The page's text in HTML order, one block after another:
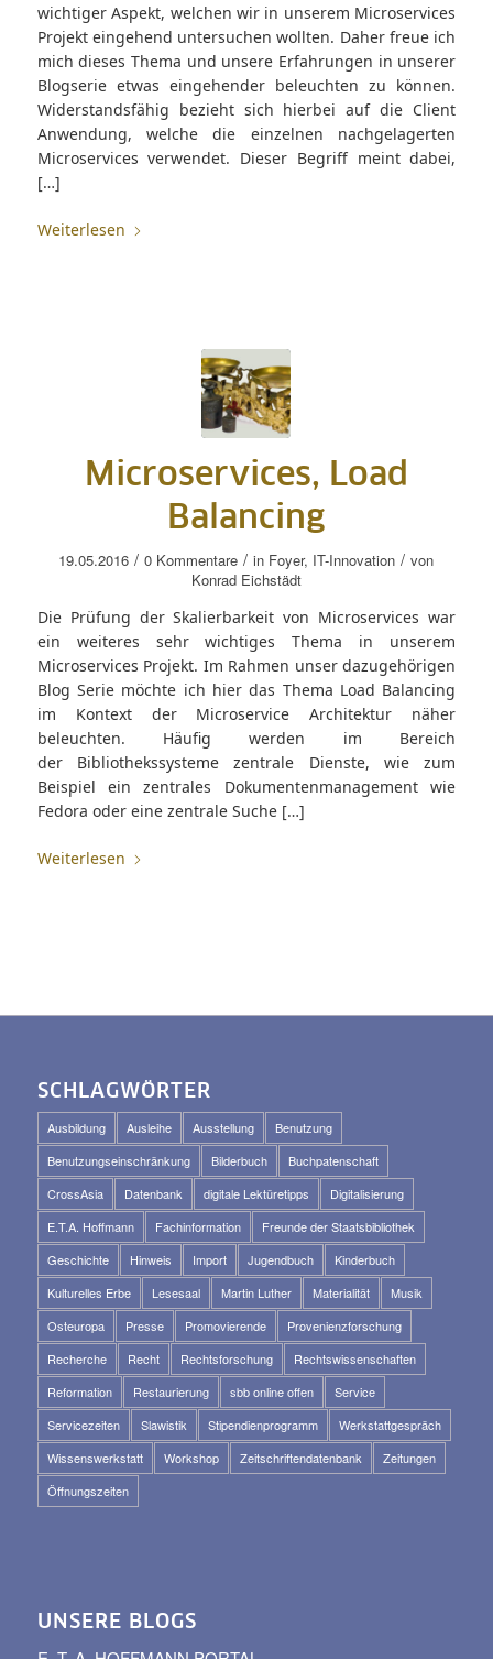
wichtiger Aspekt, welchen wir in unserem Microservices
Projekt eingehend untersuchen wollten. Daher freue ich
mich dieses Thema und unsere Erfahrungen in unserer
Blogserie etwas eingehender beleuchten zu können.
Widerstandsfähig bezieht sich hierbei auf die Client
Anwendung, welche die einzelnen nachgelagerten
Microservices verwendet. Dieser Begriff meint dabei,
[…]
Weiterlesen
Microservices, Load
Balancing
19.05.2016 / 0 Kommentare / in Foyer, IT-Innovation / von
Konrad Eichstädt
Die Prüfung der Skalierbarkeit von Microservices war
ein weiteres sehr wichtiges Thema in unserem
Microservices Projekt. Im Rahmen unser dazugehörigen
Blog Serie möchte ich hier das Thema Load Balancing
im Kontext der Microservice Architektur näher
beleuchten. Häufig werden im Bereich
der Bibliothekssysteme zentrale Dienste, wie zum
Beispiel ein zentrales Dokumentenmanagement wie
Fedora oder eine zentrale Suche […]
Weiterlesen
SCHLAGWÖRTER
Ausbildung Ausleihe Ausstellung
Benutzung
Benutzungseinschränkung
Bilderbuch
Buchpatenschaft
CrossAsia
Datenbank digitale Lektüretipps
Digitalisierung
E.T.A. Hoffmann
Fachinformation
Freunde der Staatsbibliothek
Geschichte
Hinweis Import Jugendbuch
Kinderbuch
Kulturelles Erbe
Lesesaal Martin Luther Materialität
Musik
Osteuropa
Presse Promovierende
Provenienzforschung
Recherche
Recht Rechtsforschung
Rechtswissenschaften
Reformation
Restaurierung sbb online offen
Service
Servicezeiten
Slawistik Stipendienprogramm
Werkstattgespräch
Wissenswerkstatt
Workshop Zeitschriftendatenbank
Zeitungen
Öffnungszeiten
UNSERE BLOGS